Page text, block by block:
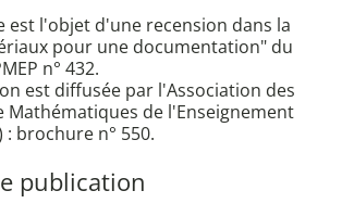
est l'objet d'une recension dans la
pour une documentation" du
n° 432.
est diffusée par l'Association des
Mathématiques de l'Enseignement
: brochure n° 550.
publication